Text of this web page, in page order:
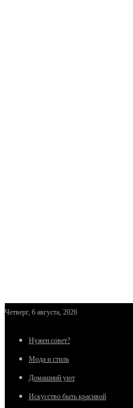
Четверг, 6 августа, 2026
Нужен совет?
Мода и стиль
Домашний уют
Искусство быть красивой